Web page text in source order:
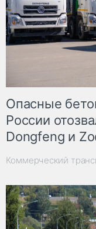
Опасные
России
Dongfeng и
Коммерческий